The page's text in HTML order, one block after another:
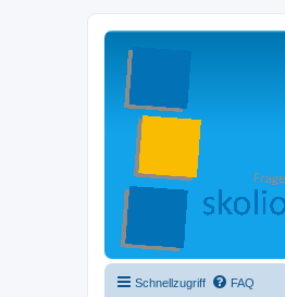
Schnellzugriff FAQ